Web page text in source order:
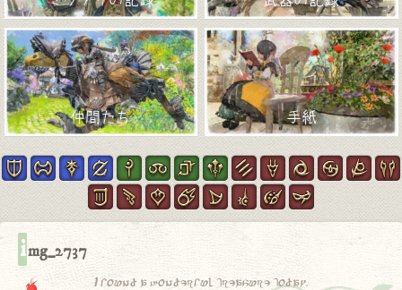
仲間たち 手紙
img_2737
I found a wonderful treasure today.